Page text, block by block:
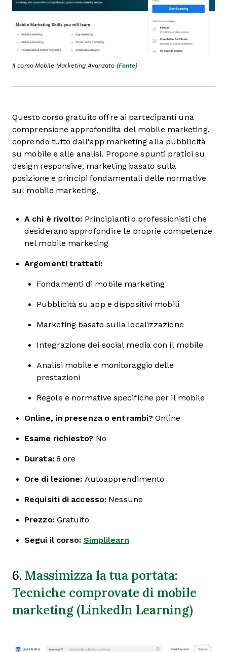
Il corso Mobile Marketing Avanzato (Fonte)
Questo corso gratuito offre ai partecipanti una
comprensione approfondita del mobile marketing,
coprendo tutto dall'app marketing alla pubblicità
su mobile e alle analisi. Propone spunti pratici su
design responsive, marketing basato sulla
posizione e principi fondamentali delle normative
sul mobile marketing.
A chi è rivolto: Principianti o professionisti che
desiderano approfondire le proprie competenze
nel mobile marketing
Argomenti trattati:
Fondamenti di mobile marketing
Pubblicità su app e dispositivi mobili
Marketing basato sulla localizzazione
Integrazione dei social media con il mobile
Analisi mobile e monitoraggio delle
prestazioni
Regole e normative specifiche per il mobile
Online, in presenza o entrambi? Online
Esame richiesto? No
Durata:8 ore
Ore di lezione: Autoapprendimento
Requisiti di accesso: Nessuno
Prezzo:Gratuito
Segui il corso: Simplilearn
6. Massimizza la tua portata:
Tecniche comprovate di mobile
marketing (LinkedIn Learning)